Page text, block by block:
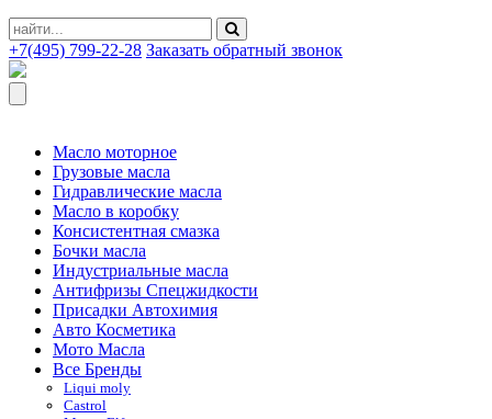
+7(495) 799-22-28 Заказать обратный звонок
Масло моторное
Грузовые масла
Гидравлические масла
Масло в коробку
Консистентная смазка
Бочки масла
Индустриальные масла
Антифризы Спецжидкости
Присадки Автохимия
Авто Косметика
Мото Масла
Все Бренды
Liqui moly
Castrol